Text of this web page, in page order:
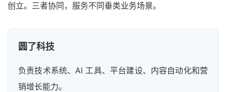
创立。三者协同，服务不同垂类业务场景。
圆了科技
负责技术系统、AI 工具、平台建设、内容自动化和营
销增长能力。